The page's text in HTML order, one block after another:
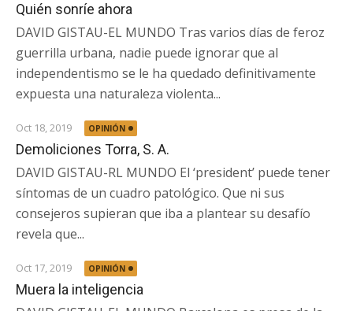
Quién sonríe ahora
DAVID GISTAU-EL MUNDO Tras varios días de feroz
guerrilla urbana, nadie puede ignorar que al
independentismo se le ha quedado definitivamente
expuesta una naturaleza violenta...
Oct 18, 2019 OPINIÓN
Demoliciones Torra, S. A.
DAVID GISTAU-RL MUNDO El ‘president’ puede tener
síntomas de un cuadro patológico. Que ni sus
consejeros supieran que iba a plantear su desafío
revela que...
Oct 17, 2019 OPINIÓN
Muera la inteligencia